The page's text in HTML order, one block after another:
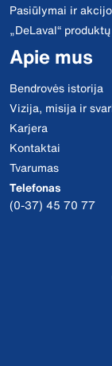
Pasiūlymai ir
„DeLaval“
Apie mus
Bendrovės istorija
Vizija, misija ir
Karjera
Kontaktai
Tvarumas
Telefonas
(0-37) 45 70 77